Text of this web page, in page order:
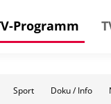
Programm
Sport Doku / Info